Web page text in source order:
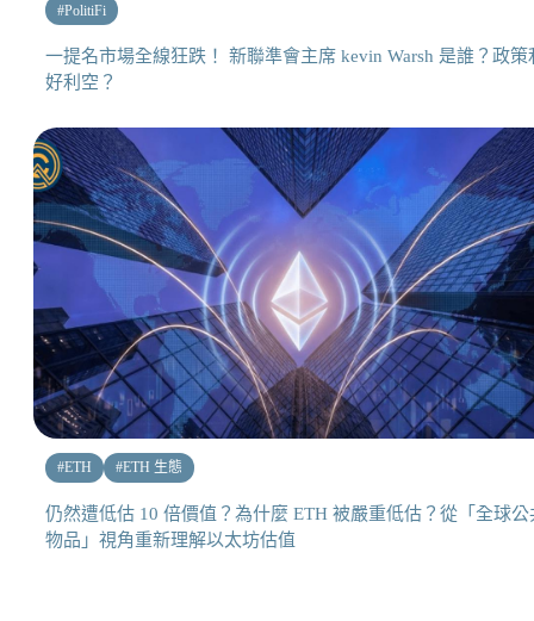
#PolitiFi
一提名市場全線狂跌！ 新聯準會主席 kevin Warsh 是誰？政策
好利空？
#ETH #ETH 生態
仍然遭低估 10 倍價值？為什麼 ETH 被嚴重低估？從「全球公
物品」視角重新理解以太坊估值